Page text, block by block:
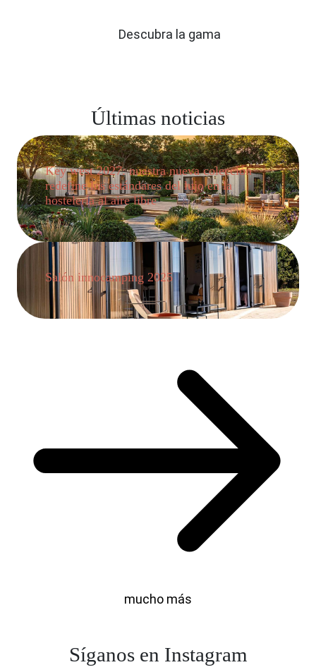
Descubra la gama
Últimas noticias
Key west 2027: nuestra nueva colección
redefine los estándares del lujo en la
hostelería al aire libre
Salón innocamping 2025
mucho más
Síganos en Instagram